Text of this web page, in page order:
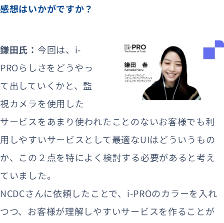
感想はいかがですか？
鎌田氏： 今回は、i-
PROらしさをどうやっ
て出していくかと、監
視カメラを使用した
サービスをあまり使われたことのないお客様でも利
用しやすいサービスとして最適なUIはどういうもの
か、この２点を特によく検討する必要があると考え
ていました。
NCDCさんに依頼したことで、i-PROのカラーを入れ
つつ、お客様が理解しやすいサービスを作ることが